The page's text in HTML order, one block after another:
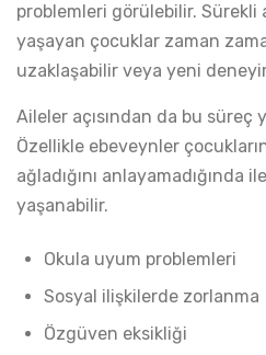
problemleri görülebilir. Sürekli
yaşayan çocuklar zaman
uzaklaşabilir veya yeni
Aileler açısından da bu süreç
Özellikle ebeveynler
ağladığını anlayamadığında
yaşanabilir.
Okula uyum problemleri
Sosyal ilişkilerde zorlanma
Özgüven eksikliği